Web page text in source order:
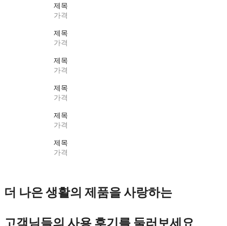
제목
가격
제목
가격
제목
가격
제목
가격
제목
가격
제목
가격
더 나은 생활의 제품을 사랑하는
고객님들의 사용 후기를 둘러보세요